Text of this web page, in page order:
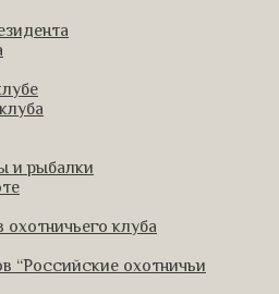
и рыбалки
клуба
“Российские охотничьи